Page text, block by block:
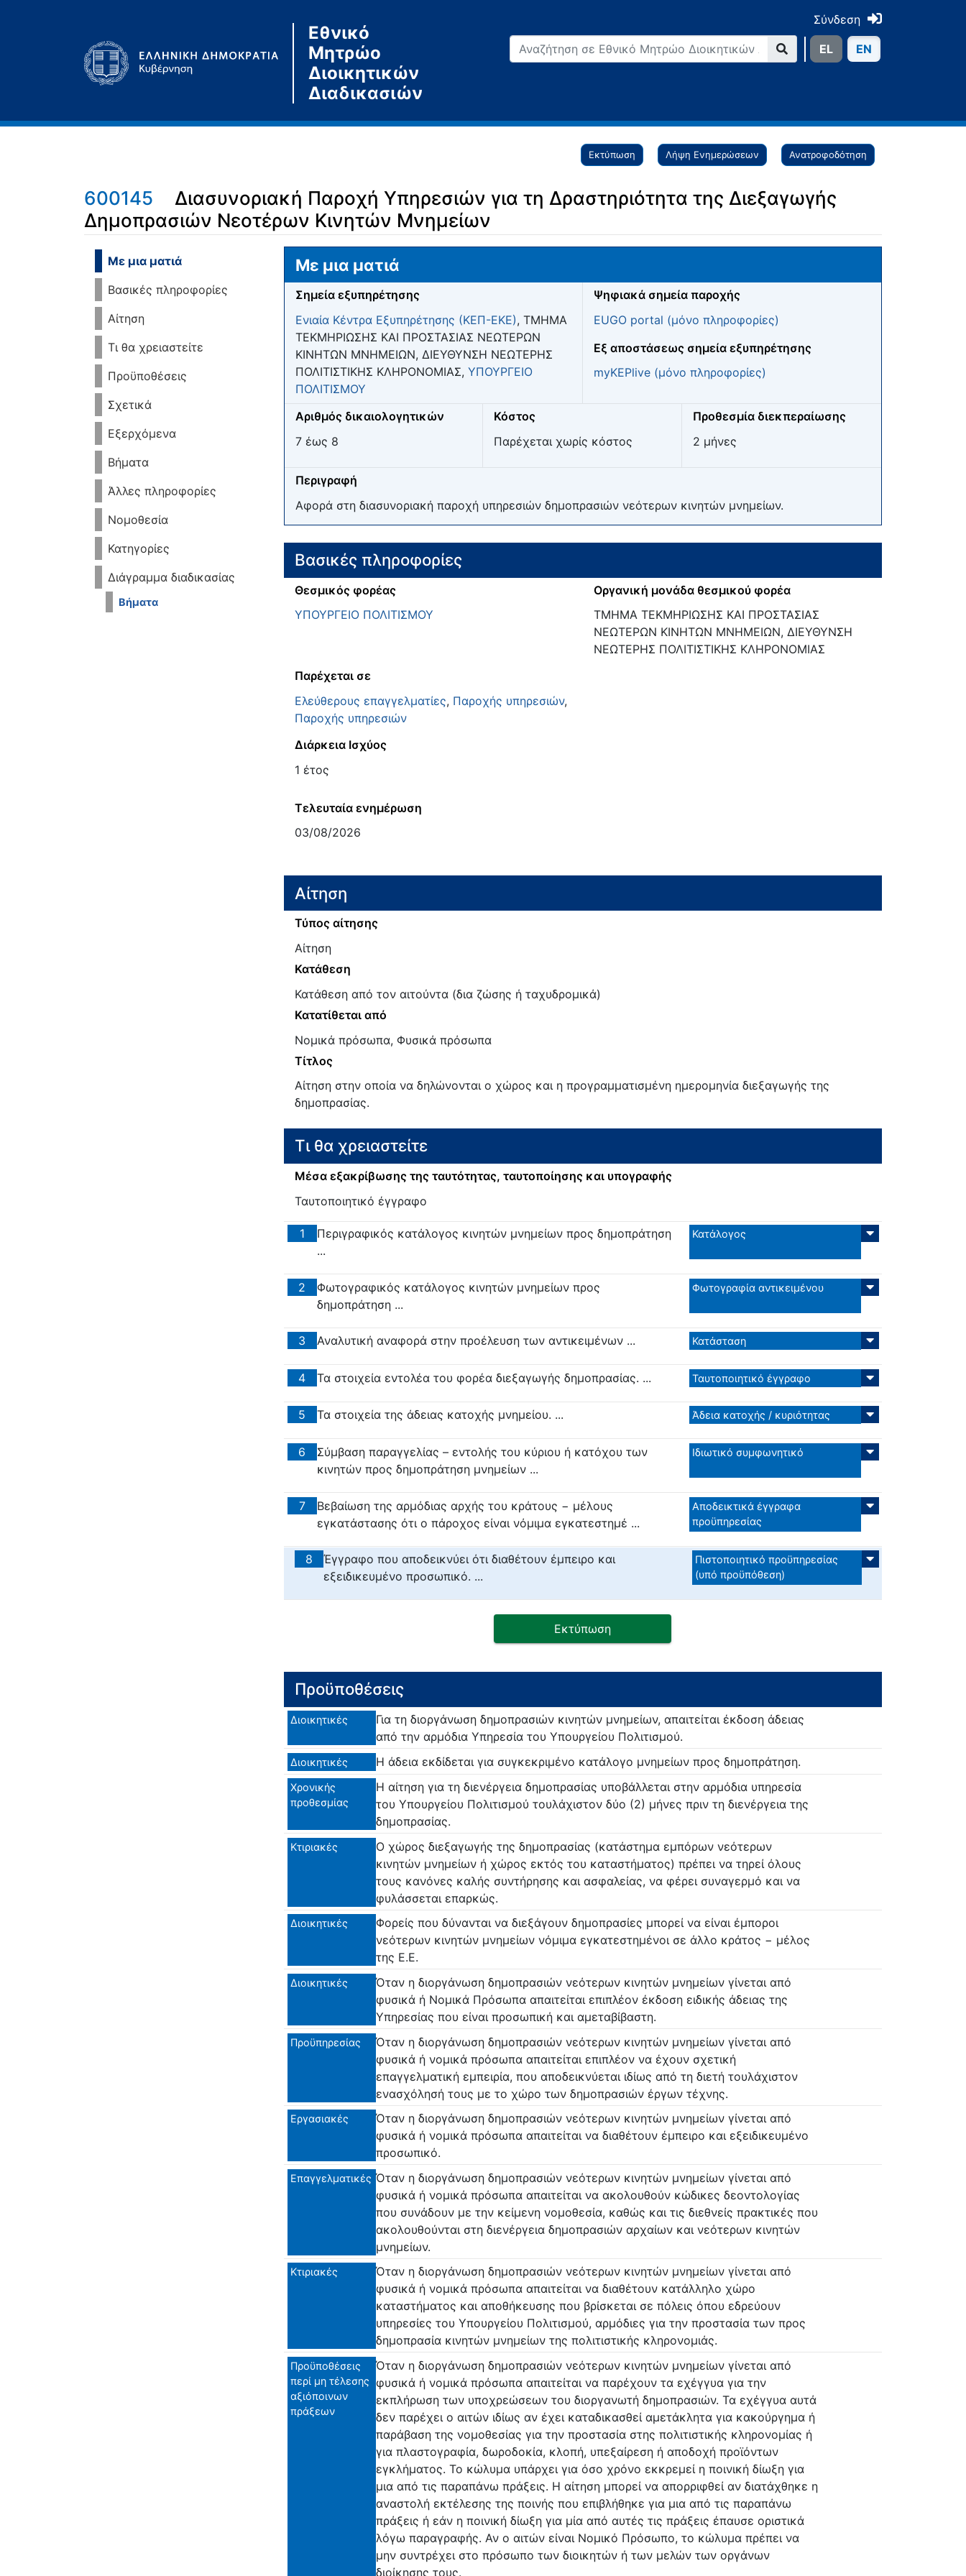
Εθνικό
Μητρώο
Διοικητικών
Διαδικασιών
Σύνδεση
ΕL ΕN
Εκτύπωση Λήψη Ενημερώσεων Ανατροφοδότηση
600145
Διασυνοριακή Παροχή Υπηρεσιών για τη Δραστηριότητα της Διεξαγωγής
Δημοπρασιών Νεοτέρων Κινητών Μνημείων
Μετάβαση σε: πλοήγηση
Με μια ματιά
Βασικές πληροφορίες
Αίτηση
Τι θα χρειαστείτε
Προϋποθέσεις
Σχετικά
Εξερχόμενα
Βήματα
Άλλες πληροφορίες
Νομοθεσία
Κατηγορίες
Διάγραμμα διαδικασίας
Βήματα
Με μια ματιά
Σημεία εξυπηρέτησης
Ενιαία Κέντρα Εξυπηρέτησης (ΚΕΠ-ΕΚΕ), ΤΜΗΜΑ
ΤΕΚΜΗΡΙΩΣΗΣ ΚΑΙ ΠΡΟΣΤΑΣΙΑΣ ΝΕΩΤΕΡΩΝ
ΚΙΝΗΤΩΝ ΜΝΗΜΕΙΩΝ, ΔΙΕΥΘΥΝΣΗ ΝΕΩΤΕΡΗΣ
ΠΟΛΙΤΙΣΤΙΚΗΣ ΚΛΗΡΟΝΟΜΙΑΣ, ΥΠΟΥΡΓΕΙΟ
ΠΟΛΙΤΙΣΜΟΥ
Ψηφιακά σημεία παροχής
EUGO portal (μόνο πληροφορίες)
Eξ αποστάσεως σημεία εξυπηρέτησης
myKEPlive (μόνο πληροφορίες)
Αριθμός δικαιολογητικών
7 έως 8
Κόστος
Παρέχεται χωρίς κόστος
Προθεσμία διεκπεραίωσης
2 μήνες
Περιγραφή
Αφορά στη διασυνοριακή παροχή υπηρεσιών δημοπρασιών νεότερων κινητών μνημείων.
Βασικές πληροφορίες
Θεσμικός φορέας
ΥΠΟΥΡΓΕΙΟ ΠΟΛΙΤΙΣΜΟΥ
Οργανική μονάδα θεσμικού φορέα
ΤΜΗΜΑ ΤΕΚΜΗΡΙΩΣΗΣ ΚΑΙ ΠΡΟΣΤΑΣΙΑΣ
ΝΕΩΤΕΡΩΝ ΚΙΝΗΤΩΝ ΜΝΗΜΕΙΩΝ, ΔΙΕΥΘΥΝΣΗ
ΝΕΩΤΕΡΗΣ ΠΟΛΙΤΙΣΤΙΚΗΣ ΚΛΗΡΟΝΟΜΙΑΣ
Παρέχεται σε
Ελεύθερους επαγγελματίες, Παροχής υπηρεσιών,
Παροχής υπηρεσιών
Διάρκεια Ισχύος
1 έτος
Τελευταία ενημέρωση
03/08/2026
Αίτηση
Τύπος αίτησης
Αίτηση
Κατάθεση
Κατάθεση από τον αιτούντα (δια ζώσης ή ταχυδρομικά)
Κατατίθεται από
Νομικά πρόσωπα, Φυσικά πρόσωπα
Τίτλος
Αίτηση στην οποία να δηλώνονται ο χώρος και η προγραμματισμένη ημερομηνία διεξαγωγής της
δημοπρασίας.
Τι θα χρειαστείτε
Μέσα εξακρίβωσης της ταυτότητας, ταυτοποίησης και υπογραφής
Ταυτοποιητικό έγγραφο
1
Περιγραφικός κατάλογος κινητών μνημείων προς δημοπράτηση
...
Κατάλογος
2
Φωτογραφικός κατάλογος κινητών μνημείων προς
δημοπράτηση ...
Φωτογραφία αντικειμένου
3 Αναλυτική αναφορά στην προέλευση των αντικειμένων ... Κατάσταση
4 Τα στοιχεία εντολέα του φορέα διεξαγωγής δημοπρασίας. ... Ταυτοποιητικό έγγραφο
5 Τα στοιχεία της άδειας κατοχής μνημείου. ... Άδεια κατοχής / κυριότητας
6
Σύμβαση παραγγελίας – εντολής του κύριου ή κατόχου των
κινητών προς δημοπράτηση μνημείων ...
Ιδιωτικό συμφωνητικό
7
Βεβαίωση της αρμόδιας αρχής του κράτους − μέλους
εγκατάστασης ότι ο πάροχος είναι νόμιμα εγκατεστημέ ...
Αποδεικτικά έγγραφα
προϋπηρεσίας
8
Έγγραφο που αποδεικνύει ότι διαθέτουν έμπειρο και
εξειδικευμένο προσωπικό. ...
Πιστοποιητικό προϋπηρεσίας
(υπό προϋπόθεση)
Εκτύπωση
Προϋποθέσεις
Διοικητικές
Για τη διοργάνωση δημοπρασιών κινητών μνημείων, απαιτείται έκδοση άδειας
από την αρμόδια Υπηρεσία του Υπουργείου Πολιτισμού.
Διοικητικές Η άδεια εκδίδεται για συγκεκριμένο κατάλογο μνημείων προς δημοπράτηση.
Χρονικής
προθεσμίας
Η αίτηση για τη διενέργεια δημοπρασίας υποβάλλεται στην αρμόδια υπηρεσία
του Υπουργείου Πολιτισμού τουλάχιστον δύο (2) μήνες πριν τη διενέργεια της
δημοπρασίας.
Κτιριακές
Ο χώρος διεξαγωγής της δημοπρασίας (κατάστημα εμπόρων νεότερων
κινητών μνημείων ή χώρος εκτός του καταστήματος) πρέπει να τηρεί όλους
τους κανόνες καλής συντήρησης και ασφαλείας, να φέρει συναγερμό και να
φυλάσσεται επαρκώς.
Διοικητικές
Φορείς που δύνανται να διεξάγουν δημοπρασίες μπορεί να είναι έμποροι
νεότερων κινητών μνημείων νόμιμα εγκατεστημένοι σε άλλο κράτος − μέλος
της Ε.Ε.
Διοικητικές
Όταν η διοργάνωση δημοπρασιών νεότερων κινητών μνημείων γίνεται από
φυσικά ή Νομικά Πρόσωπα απαιτείται επιπλέον έκδοση ειδικής άδειας της
Υπηρεσίας που είναι προσωπική και αμεταβίβαστη.
Προϋπηρεσίας
Όταν η διοργάνωση δημοπρασιών νεότερων κινητών μνημείων γίνεται από
φυσικά ή νομικά πρόσωπα απαιτείται επιπλέον να έχουν σχετική
επαγγελματική εμπειρία, που αποδεικνύεται ιδίως από τη διετή τουλάχιστον
ενασχόλησή τους με το χώρο των δημοπρασιών έργων τέχνης.
Εργασιακές
Όταν η διοργάνωση δημοπρασιών νεότερων κινητών μνημείων γίνεται από
φυσικά ή νομικά πρόσωπα απαιτείται να διαθέτουν έμπειρο και εξειδικευμένο
προσωπικό.
Επαγγελματικές Όταν η διοργάνωση δημοπρασιών νεότερων κινητών μνημείων γίνεται από
φυσικά ή νομικά πρόσωπα απαιτείται να ακολουθούν κώδικες δεοντολογίας
που συνάδουν με την κείμενη νομοθεσία, καθώς και τις διεθνείς πρακτικές που
ακολουθούνται στη διενέργεια δημοπρασιών αρχαίων και νεότερων κινητών
μνημείων.
Κτιριακές
Όταν η διοργάνωση δημοπρασιών νεότερων κινητών μνημείων γίνεται από
φυσικά ή νομικά πρόσωπα απαιτείται να διαθέτουν κατάλληλο χώρο
καταστήματος και αποθήκευσης που βρίσκεται σε πόλεις όπου εδρεύουν
υπηρεσίες του Υπουργείου Πολιτισμού, αρμόδιες για την προστασία των προς
δημοπρασία κινητών μνημείων της πολιτιστικής κληρονομιάς.
Προϋποθέσεις
περί μη τέλεσης
αξιόποινων
πράξεων
Όταν η διοργάνωση δημοπρασιών νεότερων κινητών μνημείων γίνεται από
φυσικά ή νομικά πρόσωπα απαιτείται να παρέχουν τα εχέγγυα για την
εκπλήρωση των υποχρεώσεων του διοργανωτή δημοπρασιών. Τα εχέγγυα αυτά
δεν παρέχει ο αιτών ιδίως αν έχει καταδικασθεί αμετάκλητα για κακούργημα ή
παράβαση της νομοθεσίας για την προστασία στης πολιτιστικής κληρονομίας ή
για πλαστογραφία, δωροδοκία, κλοπή, υπεξαίρεση ή αποδοχή προϊόντων
εγκλήματος. Το κώλυμα υπάρχει για όσο χρόνο εκκρεμεί η ποινική δίωξη για
μια από τις παραπάνω πράξεις. Η αίτηση μπορεί να απορριφθεί αν διατάχθηκε η
αναστολή εκτέλεσης της ποινής που επιβλήθηκε για μια από τις παραπάνω
πράξεις ή εάν η ποινική δίωξη για μία από αυτές τις πράξεις έπαυσε οριστικά
λόγω παραγραφής. Αν ο αιτών είναι Νομικό Πρόσωπο, το κώλυμα πρέπει να
μην συντρέχει στο πρόσωπο των διοικητών ή των μελών των οργάνων
διοίκησης τους.